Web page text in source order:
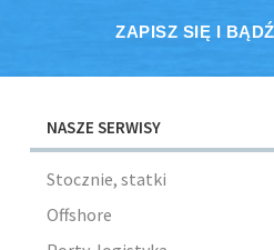
ZAPISZ SIĘ I
NASZE SERWISY
Stocznie, statki
Offshore